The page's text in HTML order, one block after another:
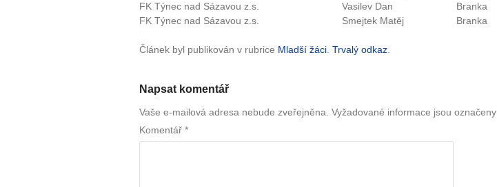
FK Týnec nad Sázavou z.s.
Vasilev Dan Branka
FK Týnec nad Sázavou z.s.
Smejtek Matěj Branka
Článek byl publikován v rubrice Mladší žáci Trvalý odkaz
Napsat komentář
Vaše e-mailová adresa nebude zveřejněna. Vyžadované informace jsou označeny
Komentář *